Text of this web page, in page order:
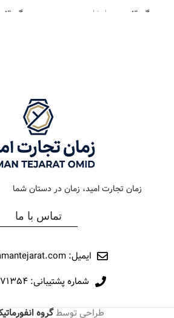
رنگ قاب استیل
کلاسیک
رفرانس 209
رنگ قاب
جنس بند
نوع
رفرانس
برند
زمان تجارت امید، زمان در دستان شما
تماس با ما
ایمیل: info@zamantejarat.com
شماره پشتیبانی: ۰۲۱۸۶۰۷۱۳۵۴
طراحی توسطگروه